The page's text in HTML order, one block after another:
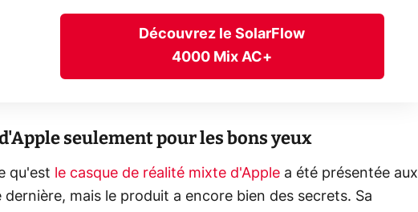
Découvrez le SolarFlow
4000 Mix AC+
seulement pour les bons yeux
qu'est le casque de réalité mixte d'Apple a été présentée aux
dernière, mais le produit a encore bien des secrets. Sa